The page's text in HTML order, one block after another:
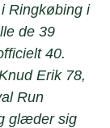
Ringkøbing i
de 39
40.
Erik 78,
Run
glæder sig